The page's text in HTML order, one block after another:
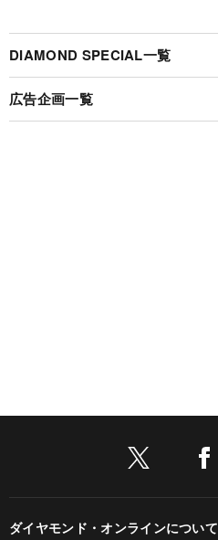
DIAMOND SPECIAL一覧
広告企画一覧
ダイヤモンド・オンラインについて